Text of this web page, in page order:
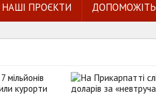
НАШІ ПРОЄКТИ ДОПОМОЖІТЬ